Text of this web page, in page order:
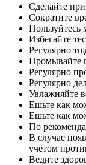
Сделайте
Сократите
Пользуйтесь
Избегайте
Регулярно
Промывайте
Регулярно
Регулярно
Увлажняйте
Ешьте как
Ешьте как
По
В случае
учётом
Ведите